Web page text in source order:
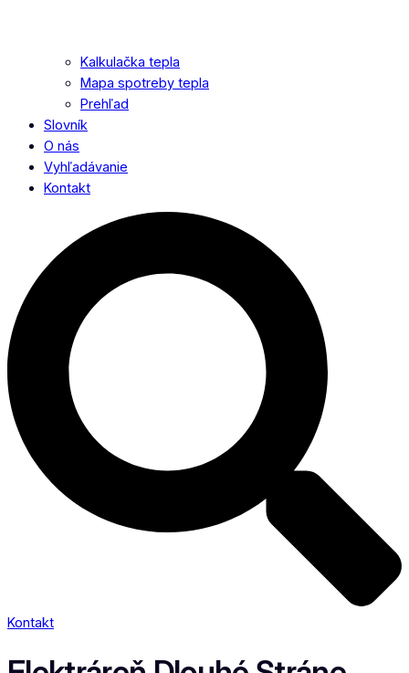
Kalkulačka tepla
Mapa spotreby tepla
Prehľad
Slovník
O nás
Vyhľadávanie
Kontakt
Kontakt